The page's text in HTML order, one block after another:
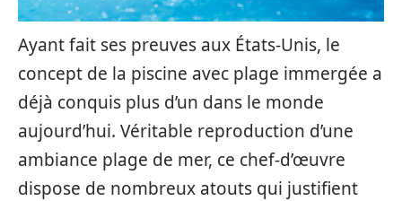
Ayant fait ses preuves aux États-Unis, le
concept de la piscine avec plage immergée a
déjà conquis plus d’un dans le monde
aujourd’hui. Véritable reproduction d’une
ambiance plage de mer, ce chef-d’œuvre
dispose de nombreux atouts qui justifient